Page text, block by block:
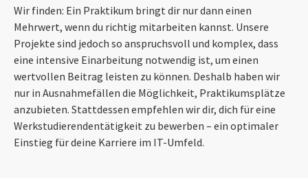
Wir finden: Ein Praktikum bringt dir nur dann einen
Mehrwert, wenn du richtig mitarbeiten kannst. Unsere
Projekte sind jedoch so anspruchsvoll und komplex, dass
eine intensive Einarbeitung notwendig ist, um einen
wertvollen Beitrag leisten zu können. Deshalb haben wir
nur in Ausnahmefällen die Möglichkeit, Praktikumsplätze
anzubieten. Stattdessen empfehlen wir dir, dich für eine
Werkstudierendentätigkeit zu bewerben – ein optimaler
Einstieg für deine Karriere im IT-Umfeld.